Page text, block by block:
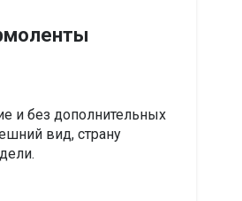
и без дополнительных
вид, страну